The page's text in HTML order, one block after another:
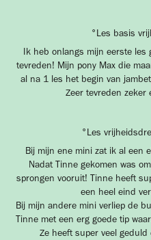
°Les basis
Ik heb onlangs mijn eerste les
tevreden! Mijn pony Max die
al na 1 les het begin van
Zeer tevreden zeker
°Les
Bij mijn ene mini zat ik al een
Nadat Tinne gekomen was
sprongen vooruit! Tinne heeft
een heel eind
Bij mijn andere mini verliep de
Tinne met een erg goede tip
Ze heeft super veel